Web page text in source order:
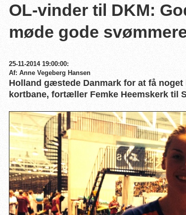
OL-vinder til DKM:
møde gode
25-11-2014 19:00:00:
Af: Anne Vegeberg Hansen
Holland gæstede Danmark for at få
kortbane, fortæller Femke Heemskerk til